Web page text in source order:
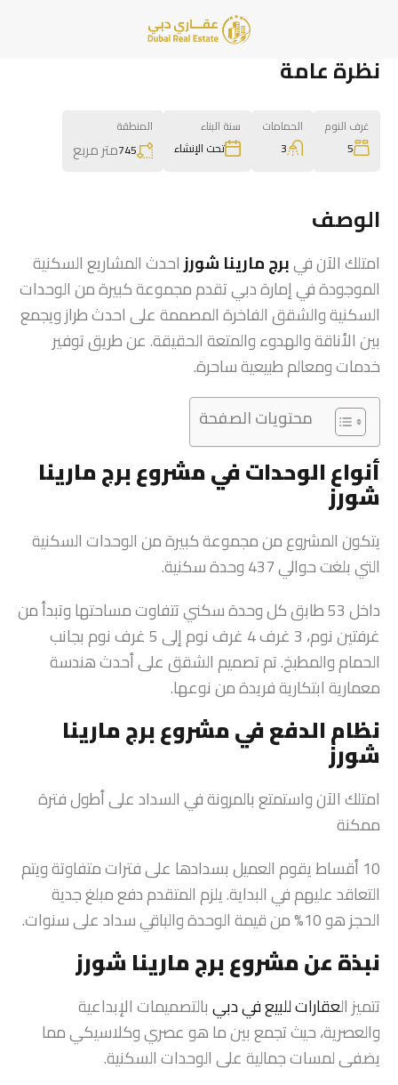
نظرة عامة
غرف النوم
5
الحمامات
3
سنة البناء
تحت الإنشاء
المنطقة
745متر مربع
الوصف
امتلك الآن فيبرج مارينا شورز احدث المشاريع السكنية
الموجودة في إمارة دبي تقدم مجموعة كبيرة من الوحدات
السكنية والشقق الفاخرة المصممة على احدث طراز ويجمع
بين الأناقة والهدوء والمتعة الحقيقة. عن طريق توفير
خدمات ومعالم طبيعية ساحرة.
محتويات الصفحة
أنواع الوحدات في مشروع برج مارينا
شورز
يتكون المشروعمن مجموعة كبيرة من الوحدات السكنية
التي بلغت حوالي 437 وحدة سكنية.
داخل 53 طابق كل وحدة سكني تتفاوت مساحتها وتبدأ من
غرفتين نوم، 3 غرف 4 غرف نوم إلى 5 غرف نوم بجانب
الحمام والمطبخ. تم تصميم الشقق على أحدث هندسة
معمارية ابتكارية فريدة من نوعها.
نظام الدفع في مشروع برج مارينا
شورز
امتلك الآن واستمتع بالمرونة في السداد على أطول فترة
ممكنة
10 أقساط يقوم العميل بسدادها على فترات متفاوتة ويتم
التعاقد عليهم في البداية. يلزم المتقدم دفع مبلغ جدية
الحجز هو 10% من قيمة الوحدة والباقي سداد على سنوات.
نبذة عن مشروع برج مارينا شورز
تتميز العقارات للبيع في دبيبالتصميمات الإبداعية
والعصرية، حيث تجمع بين ما هو عصري وكلاسيكي مما
يضفى لمسات جمالية على الوحدات السكنية.